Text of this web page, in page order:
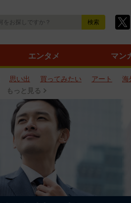
エンタメ マン
思い出 買ってみたい アート
海
もっと見る